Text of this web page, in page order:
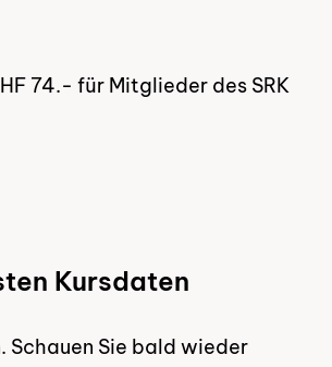
74.- für Mitglieder des SRK
Kursdaten
Schauen Sie bald wieder